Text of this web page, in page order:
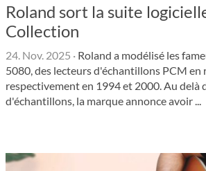
Roland sort la suite
Collection
24. Nov. 2025 · Roland a modélisé les
5080, des lecteurs d'échantillons PCM en
respectivement en 1994 et 2000. Au delà
d'échantillons, la marque annonce avoir ...